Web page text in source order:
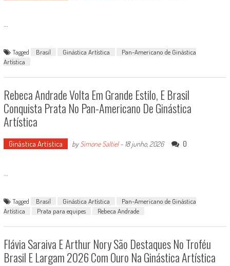
...
Tagged Brasil Ginástica Artística
Pan-Americano de Ginástica
Artística
Rebeca Andrade Volta Em Grande Estilo, E Brasil
Conquista Prata No Pan-Americano De Ginástica
Artística
Ginástica Artística bySimone Saltiel- 18 junho, 2026 0
...
Tagged Brasil Ginástica Artística
Pan-Americano de Ginástica
Artística
Prata para equipes Rebeca Andrade
Flávia Saraiva E Arthur Nory São Destaques No Troféu
Brasil E Largam 2026 Com Ouro Na Ginástica Artística